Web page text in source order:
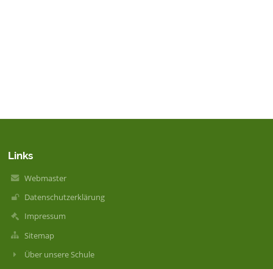
Links
Webmaster
Datenschutzerklärung
Impressum
Sitemap
Über unsere Schule